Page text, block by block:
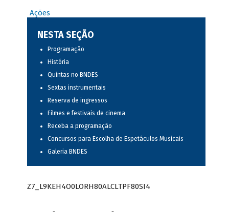
Ações
NESTA SEÇÃO
Programação
História
Quintas no BNDES
Sextas instrumentais
Reserva de ingressos
Filmes e festivais de cinema
Receba a programação
Concursos para Escolha de Espetáculos Musicais
Galeria BNDES
Z7_L9KEH4O0LORH80ALCLTPF80SI4